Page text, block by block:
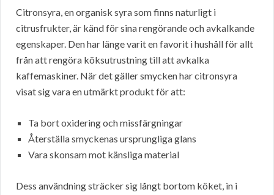
Citronsyra, en organisk syra som finns naturligt i
citrusfrukter, är känd för sina rengörande och avkalkande
egenskaper. Den har länge varit en favorit i hushåll för allt
från att rengöra köksutrustning till att avkalka
kaffemaskiner. När det gäller smycken har citronsyra
visat sig vara en utmärkt produkt för att:
Ta bort oxidering och missfärgningar
Återställa smyckenas ursprungliga glans
Vara skonsam mot känsliga material
Dess användning sträcker sig långt bortom köket, in i